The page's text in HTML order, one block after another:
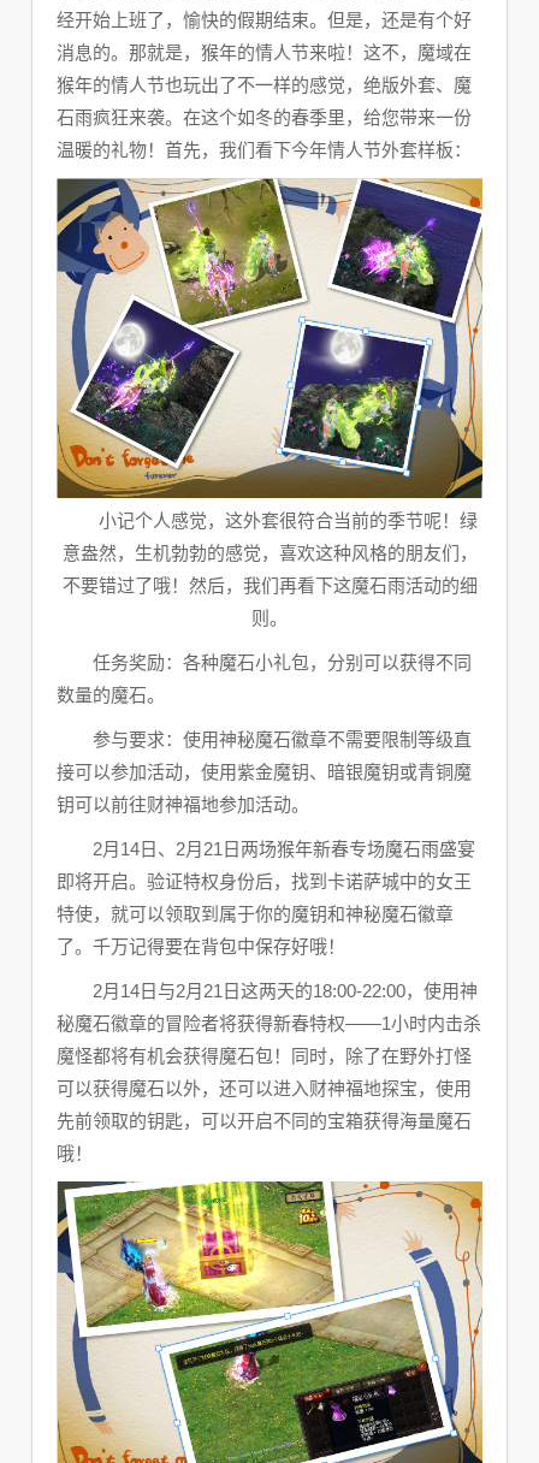
经开始上班了，愉快的假期结束。但是，还是有个好
消息的。那就是，猴年的情人节来啦！这不，魔域在
猴年的情人节也玩出了不一样的感觉，绝版外套、魔
石雨疯狂来袭。在这个如冬的春季里，给您带来一份
温暖的礼物！首先，我们看下今年情人节外套样板：
小记个人感觉，这外套很符合当前的季节呢！绿
意盎然，生机勃勃的感觉，喜欢这种风格的朋友们，
不要错过了哦！然后，我们再看下这魔石雨活动的细
则。
任务奖励：各种魔石小礼包，分别可以获得不同
数量的魔石。
参与要求：使用神秘魔石徽章不需要限制等级直
接可以参加活动，使用紫金魔钥、暗银魔钥或青铜魔
钥可以前往财神福地参加活动。
2月14日、2月21日两场猴年新春专场魔石雨盛宴
即将开启。验证特权身份后，找到卡诺萨城中的女王
特使，就可以领取到属于你的魔钥和神秘魔石徽章
了。千万记得要在背包中保存好哦！
2月14日与2月21日这两天的18:00-22:00，使用神
秘魔石徽章的冒险者将获得新春特权——1小时内击杀
魔怪都将有机会获得魔石包！同时，除了在野外打怪
可以获得魔石以外，还可以进入财神福地探宝，使用
先前领取的钥匙，可以开启不同的宝箱获得海量魔石
哦！